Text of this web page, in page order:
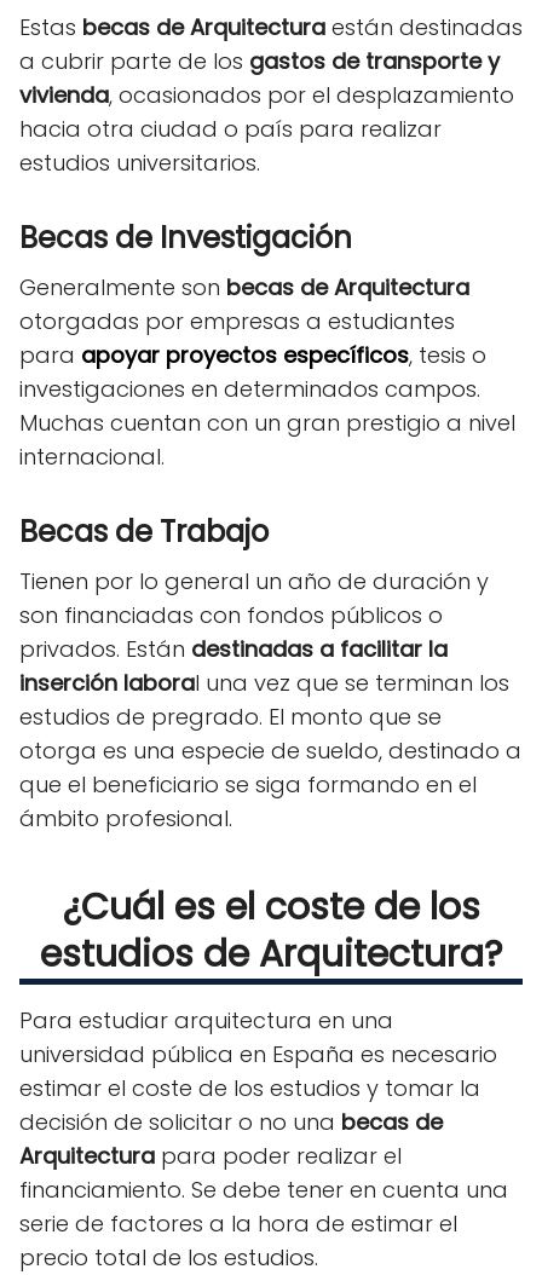
Estas becas de Arquitectura están destinadas
a cubrir parte de los gastos de transporte y
vivienda, ocasionados por el desplazamiento
hacia otra ciudad o país para realizar
estudios universitarios.
Becas de Investigación
Generalmente son becas de Arquitectura
otorgadas por empresas a estudiantes
para apoyar proyectos específicos, tesis o
investigaciones en determinados campos.
Muchas cuentan con un gran prestigio a nivel
internacional.
Becas de Trabajo
Tienen por lo general un año de duración y
son financiadas con fondos públicos o
privados. Están destinadas a facilitar la
inserción laboral una vez que se terminan los
estudios de pregrado. El monto que se
otorga es una especie de sueldo, destinado a
que el beneficiario se siga formando en el
ámbito profesional.
¿Cuál es el coste de los
estudios de Arquitectura?
Para estudiar arquitectura en una
universidad pública en España es necesario
estimar el coste de los estudios y tomar la
decisión de solicitar o no una becas de
Arquitectura para poder realizar el
financiamiento. Se debe tener en cuenta una
serie de factores a la hora de estimar el
precio total de los estudios.